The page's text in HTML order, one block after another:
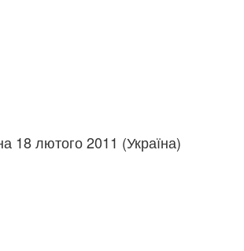
18 лютого 2011 (Україна)